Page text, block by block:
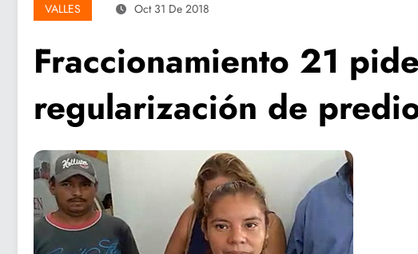
VALLES Oct 31 De 2018
Fraccionamiento 21
regularización de